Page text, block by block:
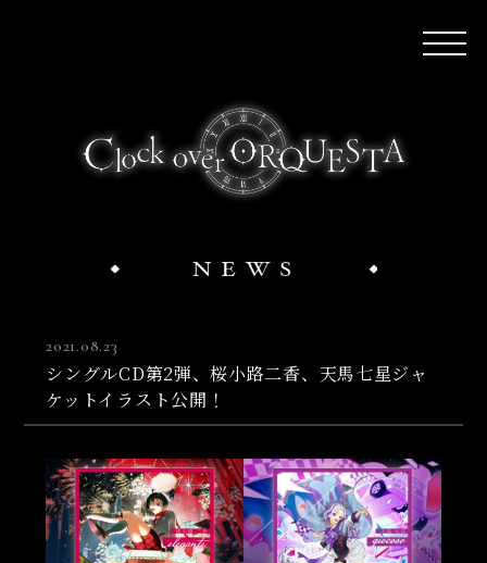
2021.08.23
シングルCD第2弾、桜小路二香、天馬七星ジャ
ケットイラスト公開！